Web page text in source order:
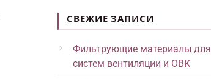
СВЕЖИЕ ЗАПИСИ
Фильтрующие материалы для
систем вентиляции и ОВК